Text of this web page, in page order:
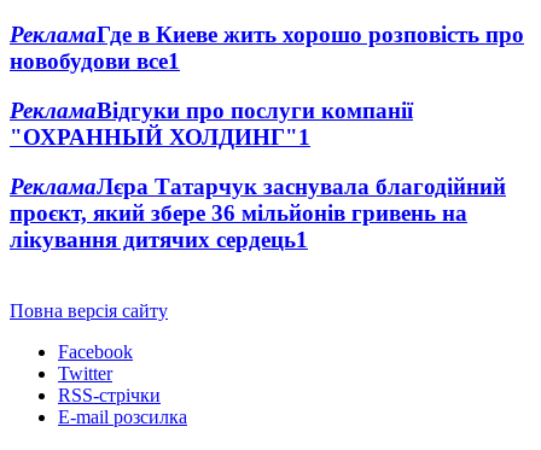
РекламаГде в Киеве жить хорошо розповість про
новобудови все1
РекламаВідгуки про послуги компанії
"ОХРАННЫЙ ХОЛДИНГ"1
РекламаЛєра Татарчук заснувала благодійний
проєкт, який збере 36 мільйонів гривень на
лікування дитячих сердець1
Повна версія сайту
Facebook
Twitter
RSS-стрічки
E-mail розсилка